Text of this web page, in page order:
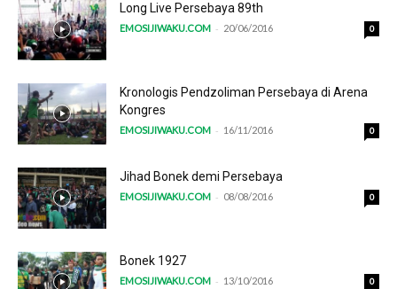
Long Live Persebaya 89th
EMOSIJIWAKU.COM - 20/06/2016 0
Kronologis Pendzoliman Persebaya di Arena
Kongres
EMOSIJIWAKU.COM - 16/11/2016 0
Jihad Bonek demi Persebaya
EMOSIJIWAKU.COM - 08/08/2016 0
Bonek 1927
EMOSIJIWAKU.COM - 13/10/2016 0